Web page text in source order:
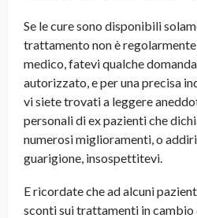
Se le cure sono disponibili
trattamento non è
medico, fatevi qualche
autorizzato, e per una precisa
vi siete trovati a leggere
personali di ex pazienti che
numerosi miglioramenti, o
guarigione, insospettitevi.
E ricordate che ad alcuni
sconti sui trattamenti in